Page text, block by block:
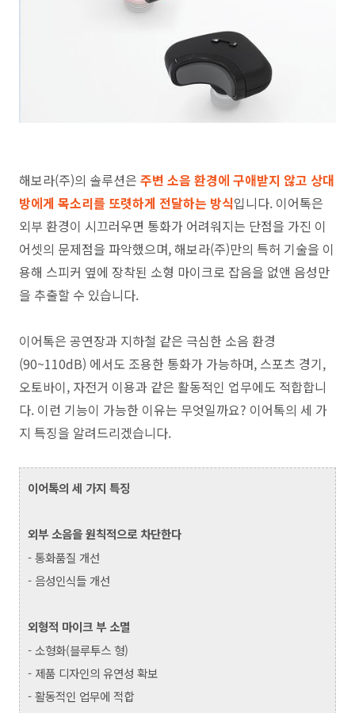
해보라(주)의 솔루션은 주변 소음 환경에 구애받지 않고 상대
방에게 목소리를 또렷하게 전달하는 방식입니다. 이어톡은
외부 환경이 시끄러우면 통화가 어려워지는 단점을 가진 이
어셋의 문제점을 파악했으며, 해보라(주)만의 특허 기술을 이
용해 스피커 옆에 장착된 소형 마이크로 잡음을 없앤 음성만
을 추출할 수 있습니다.
이어톡은 공연장과 지하철 같은 극심한 소음 환경
(90~110dB) 에서도 조용한 통화가 가능하며, 스포츠 경기,
오토바이, 자전거 이용과 같은 활동적인 업무에도 적합합니
다. 이런 기능이 가능한 이유는 무엇일까요? 이어톡의 세 가
지 특징을 알려드리겠습니다.
이어톡의 세 가지 특징
외부 소음을 원칙적으로 차단한다
- 통화품질 개선
- 음성인식들 개선
외형적 마이크 부 소멸
- 소형화(블루투스 형)
- 제품 디자인의 유연성 확보
- 활동적인 업무에 적합